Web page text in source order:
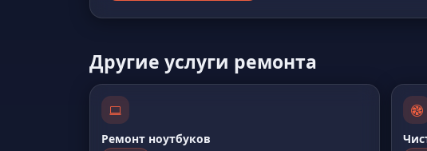
Другие услуги ремонта
Ремонт ноутбуков